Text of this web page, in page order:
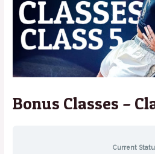
Bonus Classes –
Current